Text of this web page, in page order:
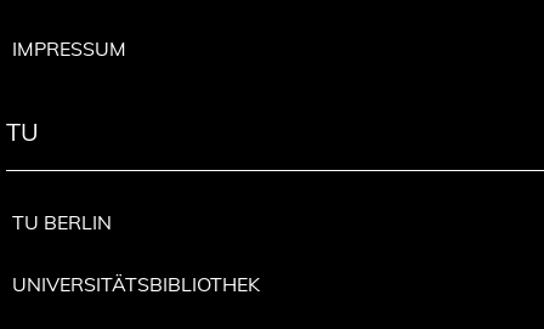
IMPRESSUM
TU
TU BERLIN
UNIVERSITÄTSBIBLIOTHEK